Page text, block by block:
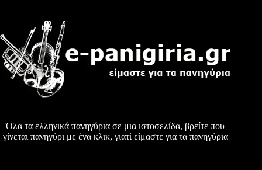
Όλα τα ελληνικά πανηγύρια σε μια ιστοσελίδα, βρείτε που
γίνεται πανηγύρι με ένα κλικ, γιατί είμαστε για τα πανηγύρια